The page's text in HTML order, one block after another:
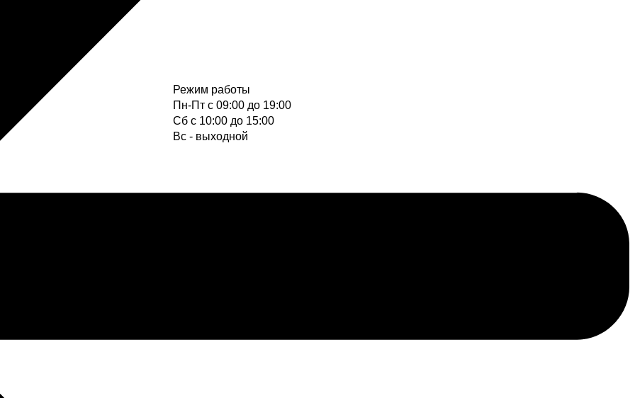
Режим работы
Пн-Пт с 09:00 до 19:00
Cб с 10:00 до 15:00
Вс - выходной